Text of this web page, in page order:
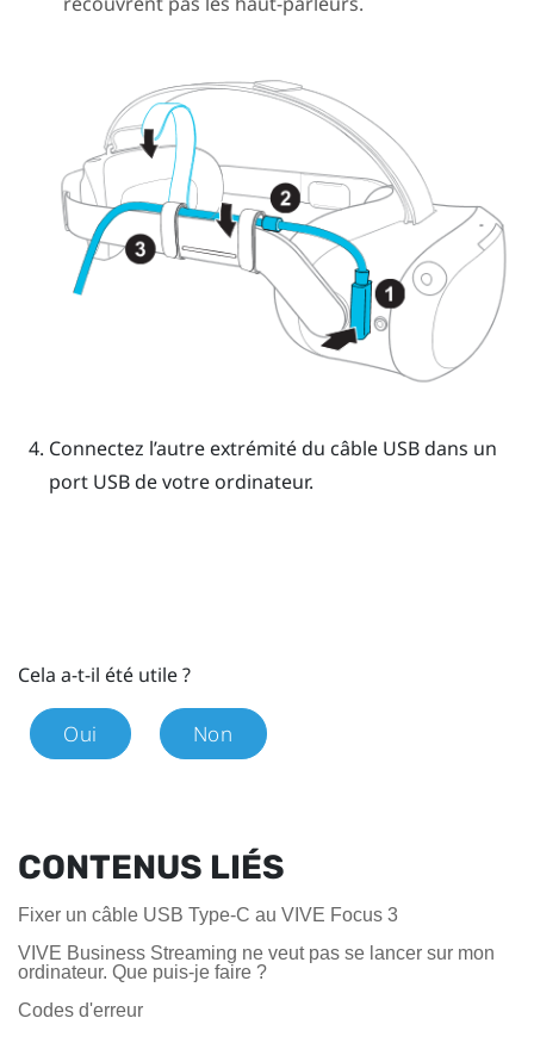
Connectez l’autre extrémité du câble USB dans un
port USB de votre ordinateur.
Cela a-t-il été utile ?
Oui Non
CONTENUS LIÉS
Fixer un câble USB Type-C au VIVE Focus 3
VIVE Business Streaming ne veut pas se lancer sur mon
ordinateur. Que puis-je faire ?
Codes d'erreur